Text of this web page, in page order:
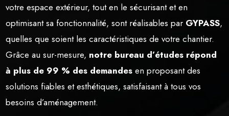
votre espace extérieur, tout en le sécurisant et en
optimisant sa fonctionnalité, sont réalisables par GYPASS,
quelles que soient les caractéristiques de votre chantier.
Grâce au sur-mesure, notre bureau d’études répond
à plus de 99 % des demandes en proposant des
solutions fiables et esthétiques, satisfaisant à tous vos
besoins d’aménagement.